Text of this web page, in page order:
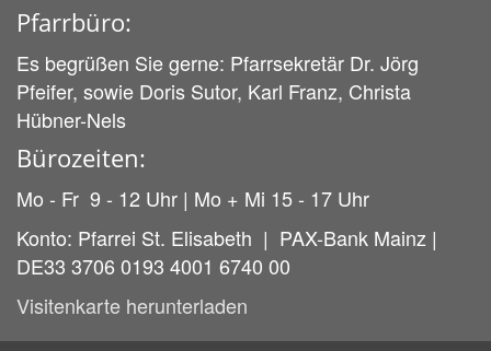
Pfarrbüro:
Es begrüßen Sie gerne: Pfarrsekretär Dr. Jörg
Pfeifer, sowie Doris Sutor, Karl Franz, Christa
Hübner-Nels
Bürozeiten:
Mo - Fr 9 - 12 Uhr | Mo + Mi 15 - 17 Uhr
Konto: Pfarrei St. Elisabeth | PAX-Bank Mainz |
DE33 3706 0193 4001 6740 00
Visitenkarte herunterladen